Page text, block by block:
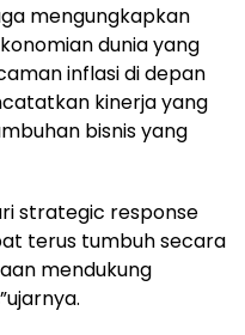
mengungkapkan
dunia yang
inflasi di depan
kinerja yang
bisnis yang
strategic response
terus tumbuh secara
mendukung